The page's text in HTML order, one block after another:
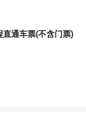
直通车票(不含门票)